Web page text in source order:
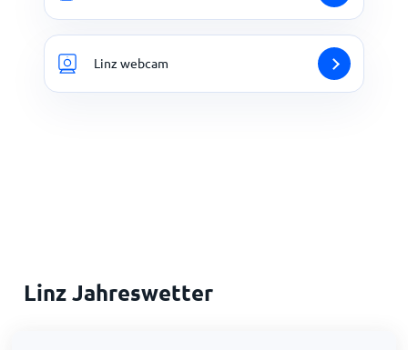
Linz webcam
Linz Jahreswetter